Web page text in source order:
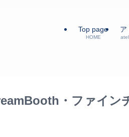
Top page
HOME
ア
・ファイン